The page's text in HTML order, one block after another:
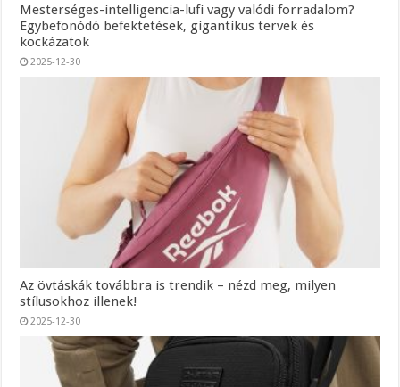
Mesterséges-intelligencia-lufi vagy valódi forradalom?
Egybefonódó befektetések, gigantikus tervek és
kockázatok
2025-12-30
Az övtáskák továbbra is trendik – nézd meg, milyen
stílusokhoz illenek!
2025-12-30